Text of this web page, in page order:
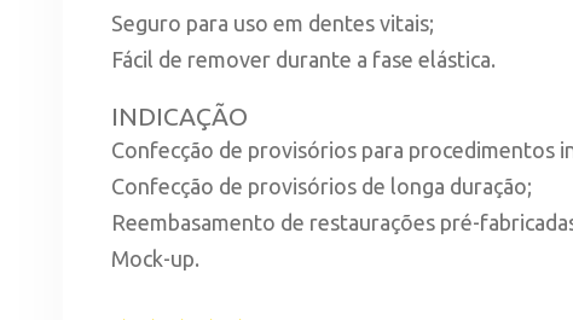
Seguro para uso em dentes vitais;
Fácil de remover durante a fase elástica.
INDICAÇÃO
Confecção de provisórios para procedimentos
Confecção de provisórios de longa duração;
Reembasamento de restaurações pré-
Mock-up.